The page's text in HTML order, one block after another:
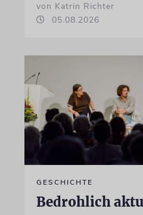
von Katrin Richter
05.08.2026
GESCHICHTE
Bedrohlich